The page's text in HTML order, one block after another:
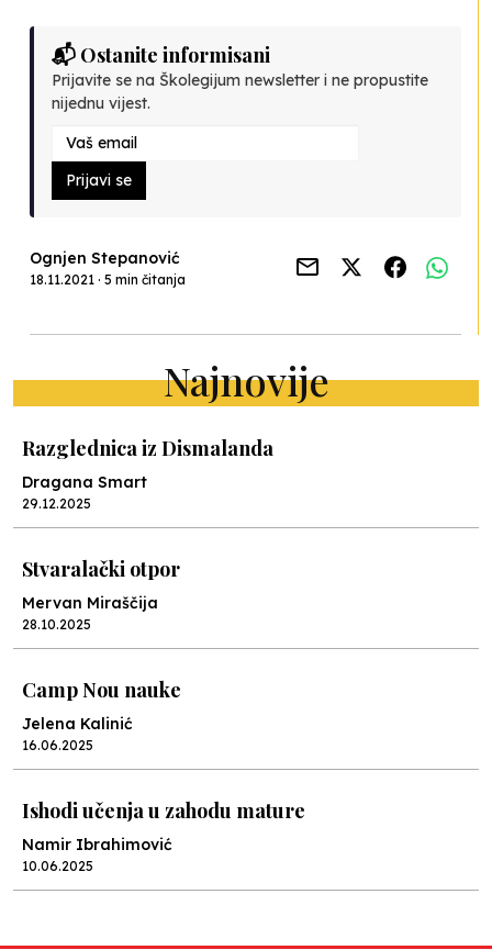
📬 Ostanite informisani
Prijavite se na Školegijum newsletter i ne propustite
nijednu vijest.
Prijavi se
Ognjen Stepanović
18.11.2021 · 5 min čitanja
Najnovije
Razglednica iz Dismalanda
Dragana Smart
29.12.2025
Stvaralački otpor
Mervan Miraščija
28.10.2025
Camp Nou nauke
Jelena Kalinić
16.06.2025
Ishodi učenja u zahodu mature
Namir Ibrahimović
10.06.2025